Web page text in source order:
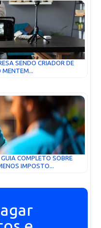
SENDO CRIADOR DE
MENTEM...
COMPLETO SOBRE
IMPOSTO...